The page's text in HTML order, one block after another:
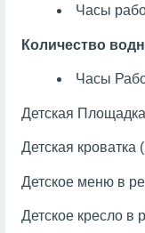
Часы
Количество
Часы
Детская Площадка
Детская кроватка
Детское меню в
Детское кресло в